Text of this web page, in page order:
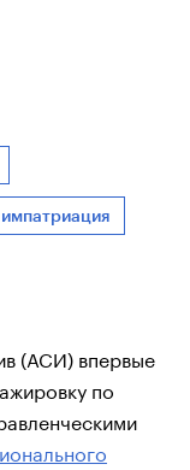
импатриация
(АСИ) впервые
по